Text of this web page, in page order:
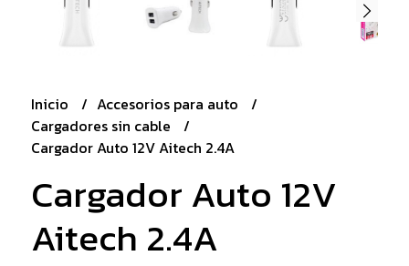
Inicio
Accesorios para auto
Cargadores sin cable
Cargador Auto 12V Aitech 2.4A
Cargador Auto 12V
Aitech 2.4A